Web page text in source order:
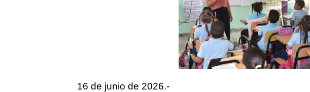
16 de junio de 2026.-